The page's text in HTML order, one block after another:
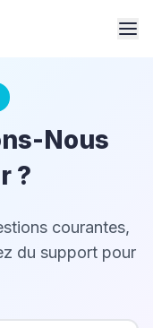
Nous
?
courantes,
du support pour